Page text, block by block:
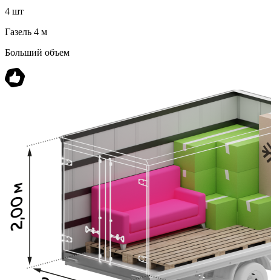
4 шт
Газель 4 м
Больший объем